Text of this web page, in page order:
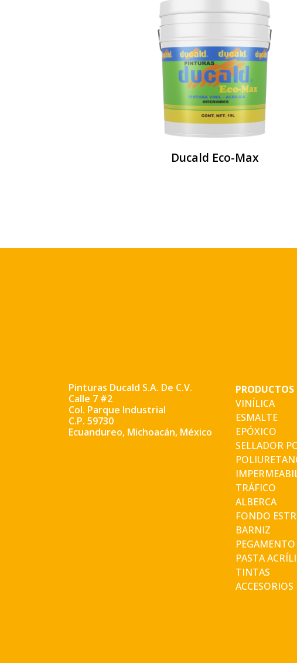
Ducald Eco-Max
Pinturas Ducald S.A. De C.V.
Calle 7 #2
Col. Parque Industrial
C.P. 59730
Ecuandureo, Michoacán, México
PRODUCTOS
VINÍLICA
ESMALTE
EPÓXICO
SELLADOR
TRÁFICO
ALBERCA
FONDO
BARNIZ
PEGAMENTO
PASTA
TINTAS
ACCESORIOS